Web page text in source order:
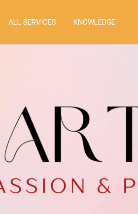
ALL SERVICES KNOWLEDGE